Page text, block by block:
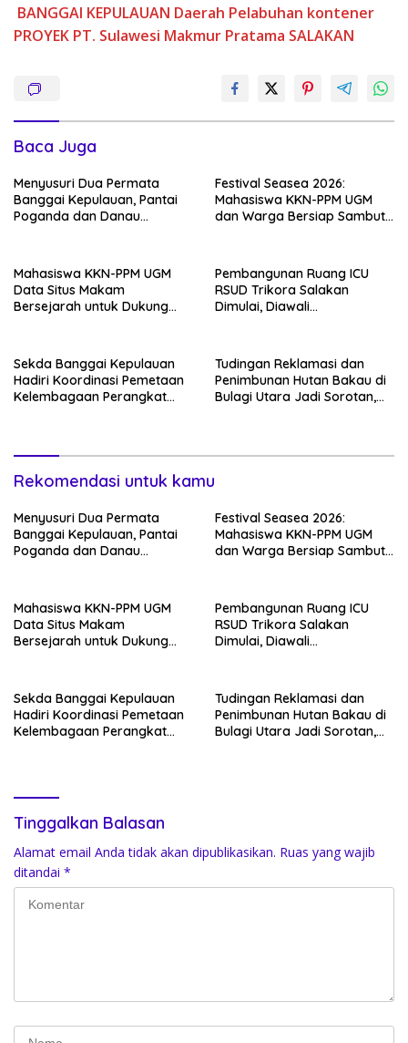
BANGGAI KEPULAUAN Daerah Pelabuhan kontener
PROYEK PT. Sulawesi Makmur Pratama SALAKAN
Baca Juga
Menyusuri Dua Permata
Banggai Kepulauan, Pantai
Poganda dan Danau
Festival Seasea 2026:
Mahasiswa KKN-PPM UGM
dan Warga Bersiap Sambut
Mahasiswa KKN-PPM UGM
Data Situs Makam
Bersejarah untuk Dukung
Pembangunan Ruang ICU
RSUD Trikora Salakan
Dimulai, Diawali
Sekda Banggai Kepulauan
Hadiri Koordinasi Pemetaan
Kelembagaan Perangkat
Tudingan Reklamasi dan
Penimbunan Hutan Bakau di
Bulagi Utara Jadi Sorotan,
Rekomendasi untuk kamu
Menyusuri Dua Permata
Banggai Kepulauan, Pantai
Poganda dan Danau
Festival Seasea 2026:
Mahasiswa KKN-PPM UGM
dan Warga Bersiap Sambut
Mahasiswa KKN-PPM UGM
Data Situs Makam
Bersejarah untuk Dukung
Pembangunan Ruang ICU
RSUD Trikora Salakan
Dimulai, Diawali
Sekda Banggai Kepulauan
Hadiri Koordinasi Pemetaan
Kelembagaan Perangkat
Tudingan Reklamasi dan
Penimbunan Hutan Bakau di
Bulagi Utara Jadi Sorotan,
Tinggalkan Balasan
Alamat email Anda tidak akan dipublikasikan. Ruas yang wajib
ditandai *